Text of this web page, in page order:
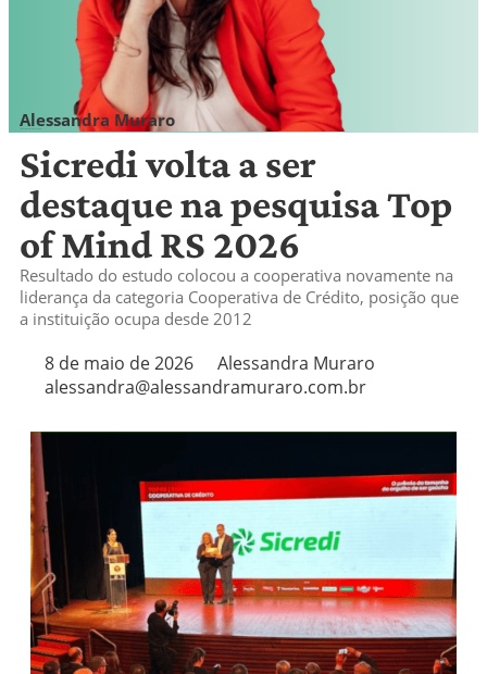
Alessandra Muraro
Sicredi volta a ser
destaque na pesquisa Top
of Mind RS 2026
Resultado do estudo colocou a cooperativa novamente na
liderança da categoria Cooperativa de Crédito, posição que
a instituição ocupa desde 2012
8 de maio de 2026
Alessandra Muraro
alessandra@alessandramuraro.com.br